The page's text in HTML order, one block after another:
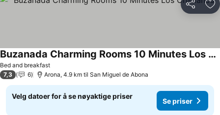
Del
Bed and breakfast
Buzanada Charming Rooms 10 Minutes Los Cristianos
7,3 6 Arona, 4.9 km til San Miguel de Abona
Velg datoer for å se nøyaktige priser
Se priser